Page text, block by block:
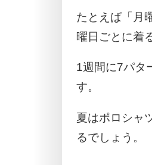
たとえば「月
曜日ごとに着
1週間に7パタ
す。
夏はポロシャ
るでしょう。